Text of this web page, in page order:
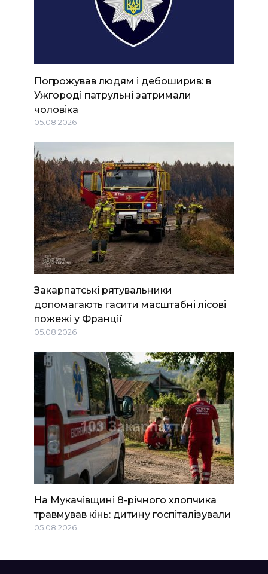
Погрожував людям і дебоширив: в
Ужгороді патрульні затримали
чоловіка
05.08.2026
Закарпатські рятувальники
допомагають гасити масштабні лісові
пожежі у Франції
05.08.2026
На Мукачівщині 8-річного хлопчика
травмував кінь: дитину госпіталізували
05.08.2026